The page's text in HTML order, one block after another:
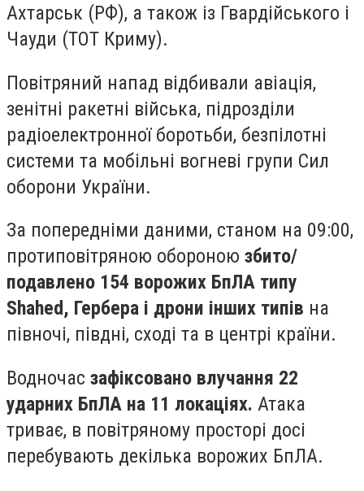
Ахтарськ (РФ), а також із Гвардійського і
Чауди (ТОТ Криму).
Повітряний напад відбивали авіація,
зенітні ракетні війська, підрозділи
радіоелектронної боротьби, безпілотні
системи та мобільні вогневі групи Сил
оборони України.
За попередніми даними, станом на 09:00,
протиповітряною обороною збито/
подавлено 154 ворожих БпЛА типу
Shahed, Гербера і дрони інших типів на
півночі, півдні, сході та в центрі країни.
Водночас зафіксовано влучання 22
ударних БпЛА на 11 локаціях. Атака
триває, в повітряному просторі досі
перебувають декілька ворожих БпЛА.